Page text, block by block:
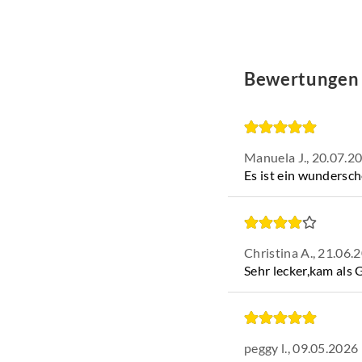
Die Süße von
besondere
Zutaten: Pfeffer,
Basilikum, Thymian,
Menge:33g
Bewertungen
Manuela J.,
Es ist ein
Christina A.,
Sehr lecker,kam als
peggy l.,09.05.2026